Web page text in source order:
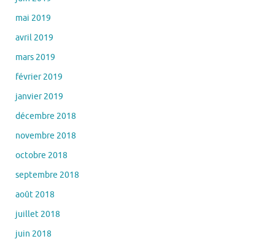
mai 2019
avril 2019
mars 2019
février 2019
janvier 2019
décembre 2018
novembre 2018
octobre 2018
septembre 2018
août 2018
juillet 2018
juin 2018